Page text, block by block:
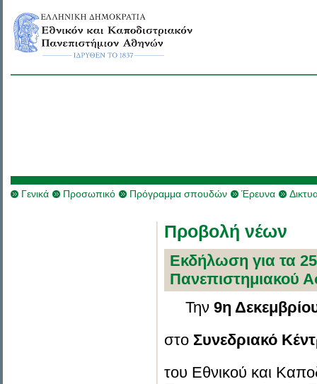
Γενικά Προσωπικό Πρόγραμμα σπουδών Έρευνα
Προβολή νέων
Εκδήλωση για τα 25
Πανεπιστημιακού
Την 9η
στο Συνεδριακό
του Εθνικού και